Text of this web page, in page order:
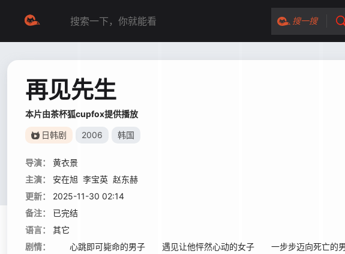
搜一搜
再见先生
本片由茶杯狐cupfox提供播放
日韩剧 2006 韩国
导演：
黄衣景
主演：
安在旭 李宝英 赵东赫
更新：
2025-11-30 02:14
备注：
已完结
语言：
其它
剧情：
心跳即可毙命的男子 遇见让他怦然心动的女子 一步步迈向死亡的